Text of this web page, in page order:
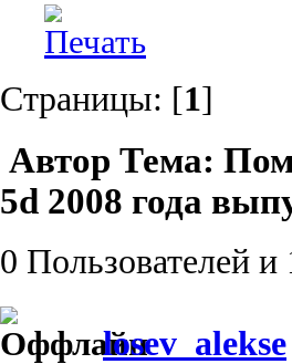
Страницы: [1]
Автор Тема:
5d 2008 года
0 Пользователей
losev_alekse